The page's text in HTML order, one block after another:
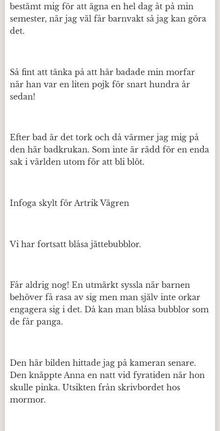
bestämt mig för att ägna en hel dag åt på min
semester, när jag väl får barnvakt så jag kan göra
det.
Så fint att tänka på att här badade min morfar
när han var en liten pojk för snart hundra år
sedan!
Efter bad är det tork och då värmer jag mig på
den här badkrukan. Som inte är rädd för en enda
sak i världen utom för att bli blöt.
Infoga skylt för Artrik Vägren
Vi har fortsatt blåsa jättebubblor.
Får aldrig nog! En utmärkt syssla när barnen
behöver få rasa av sig men man själv inte orkar
engagera sig i det. Då kan man blåsa bubblor som
de får panga.
Den här bilden hittade jag på kameran senare.
Den knäppte Anna en natt vid fyratiden när hon
skulle pinka. Utsikten från skrivbordet hos
mormor.